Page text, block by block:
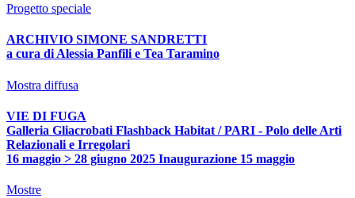
Progetto speciale
ARCHIVIO SIMONE SANDRETTI
a cura di Alessia Panfili e Tea Taramino
Mostra diffusa
VIE DI FUGA
Galleria Gliacrobati Flashback Habitat / PARI - Polo delle Arti
Relazionali e Irregolari
16 maggio > 28 giugno 2025 Inaugurazione 15 maggio
Mostre